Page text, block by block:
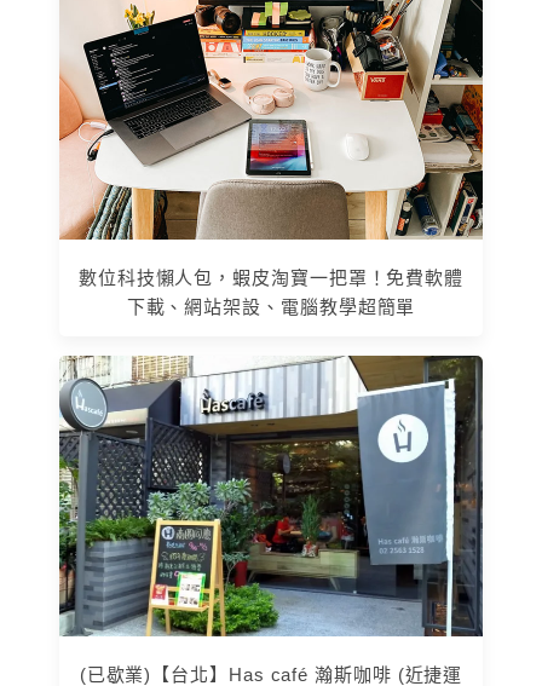
數位科技懶人包，蝦皮淘寶一把罩！免費軟體
下載、網站架設、電腦教學超簡單
(已歇業)【台北】Has café 瀚斯咖啡 (近捷運